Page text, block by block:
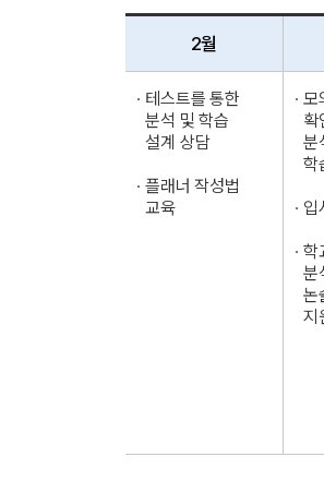
2월
· 테스트를 통한
분석 및 학습
설계 상담
· 플래너 작성법
교육
·
확
분
학
·
·
분
논
지